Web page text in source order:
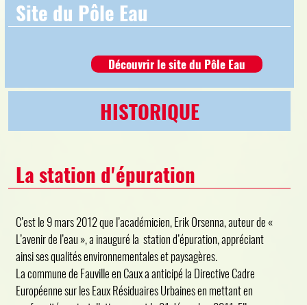
Site du Pôle Eau
Découvrir le site du Pôle Eau
HISTORIQUE
La station d'épuration
C’est le 9 mars 2012 que l’académicien, Erik Orsenna, auteur de «
L’avenir de l’eau », a inauguré la station d’épuration, appréciant
ainsi ses qualités environnementales et paysagères.
La commune de Fauville en Caux a anticipé la Directive Cadre
Européenne sur les Eaux Résiduaires Urbaines en mettant en